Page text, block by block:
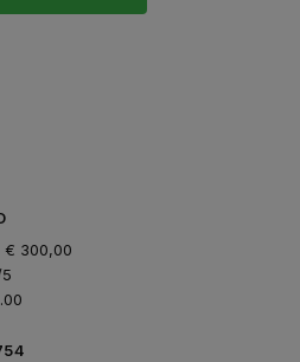
€ 300,00